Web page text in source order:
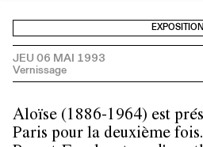
EXPOSITION
JEU 06 MAI 1993
Aloïse (1886-1964) est
Paris pour la deuxième